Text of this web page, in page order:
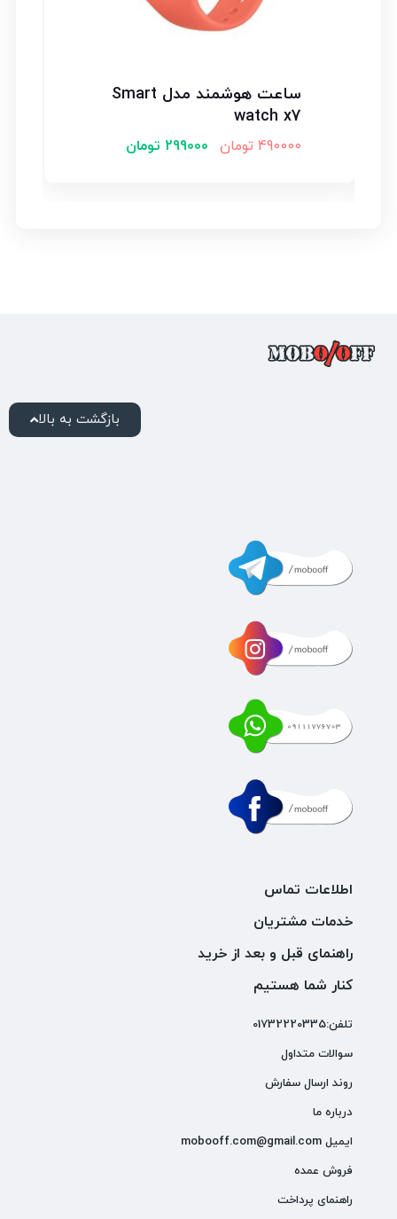
ساعت هوشمند مدل Smart
watch x7
490000 تومان 299000 تومان
بازگشت به بالا
اطلاعات تماس
خدمات مشتریان
راهنمای قبل و بعد از خرید
کنار شما هستیم
تلفن:01732220335
سوالات متداول
روند ارسال سفارش
درباره ما
ایمیل mobooff.com@gmail.com
فروش عمده
راهنمای پرداخت